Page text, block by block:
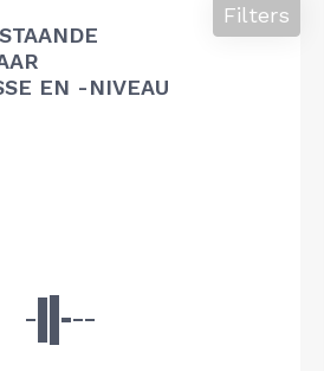
EN -NIVEAU
Filters